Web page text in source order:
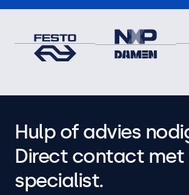
Hulp of advies
Direct contact met
specialist.